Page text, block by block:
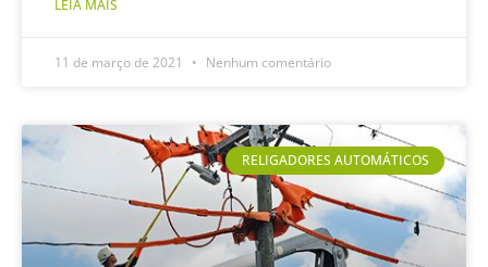
LEIA MAIS
11 de março de 2021 Nenhum comentário
RELIGADORES AUTOMÁTICOS